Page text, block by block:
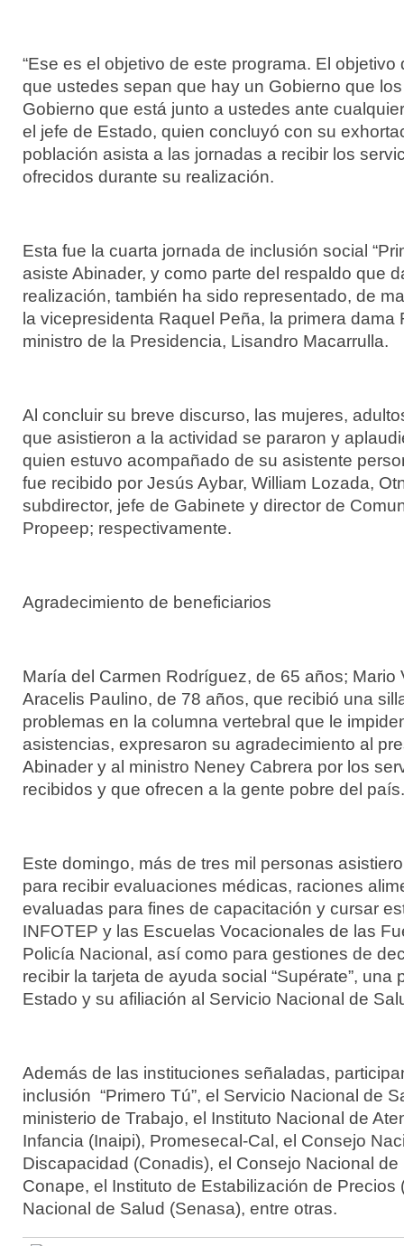
“Ese es el objetivo de este programa. El
que ustedes sepan que hay un Gobierno que
Gobierno que está junto a ustedes ante
el jefe de Estado, quien concluyó con su
población asista a las jornadas a recibir los
ofrecidos durante su realización.
Esta fue la cuarta jornada de inclusión social
asiste Abinader, y como parte del respaldo que
realización, también ha sido representado, de
la vicepresidenta Raquel Peña, la primera dama
ministro de la Presidencia, Lisandro Macarrulla.
Al concluir su breve discurso, las mujeres,
que asistieron a la actividad se pararon y
quien estuvo acompañado de su asistente
fue recibido por Jesús Aybar, William Lozada,
subdirector, jefe de Gabinete y director de
Propeep; respectivamente.
Agradecimiento de beneficiarios
María del Carmen Rodríguez, de 65 años;
Aracelis Paulino, de 78 años, que recibió una
problemas en la columna vertebral que le
asistencias, expresaron su agradecimiento al
Abinader y al ministro Neney Cabrera por los
recibidos y que ofrecen a la gente pobre del país.
Este domingo, más de tres mil personas
para recibir evaluaciones médicas, raciones
evaluadas para fines de capacitación y cursar
INFOTEP y las Escuelas Vocacionales de las
Policía Nacional, así como para gestiones de
recibir la tarjeta de ayuda social “Supérate”, una
Estado y su afiliación al Servicio Nacional de
Además de las instituciones señaladas,
inclusión “Primero Tú”, el Servicio Nacional de
ministerio de Trabajo, el Instituto Nacional de
Infancia (Inaipi), Promesecal-Cal, el Consejo
Discapacidad (Conadis), el Consejo Nacional
Conape, el Instituto de Estabilización de Precios
Nacional de Salud (Senasa), entre otras.